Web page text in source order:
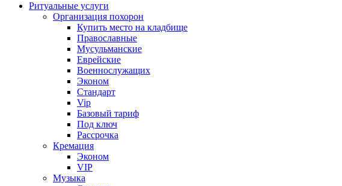
Ритуальные услуги
Организация похорон
Купить место на кладбище
Православные
Мусульманские
Еврейские
Военнослужащих
Эконом
Стандарт
Vip
Базовый тариф
Под ключ
Рассрочка
Кремация
Эконом
VIP
Музыка